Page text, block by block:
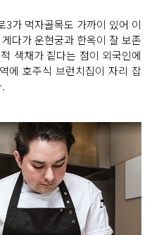
3가 먹자골목도 가까이 있어 이
다가 운현궁과 한옥이 잘 보존
색채가 짙다는 점이 외국인에
에 호주식 브런치집이 자리 잡